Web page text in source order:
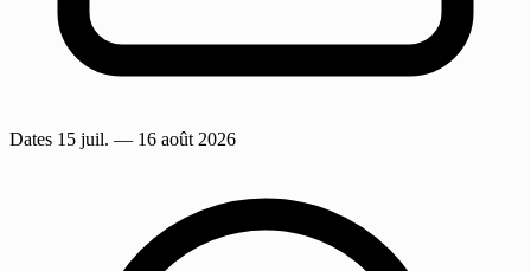
Dates 15 juil. — 16 août 2026